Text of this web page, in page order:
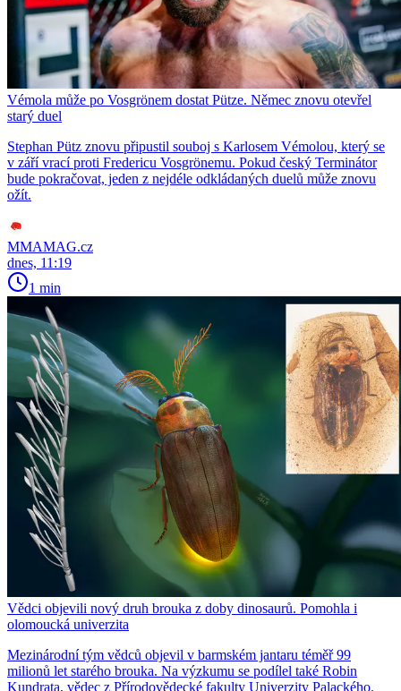
Vémola může po Vosgrönem dostat Pütze. Němec znovu otevřel
starý duel
Stephan Pütz znovu připustil souboj s Karlosem Vémolou, který se
v září vrací proti Fredericu Vosgrönemu. Pokud český Terminátor
bude pokračovat, jeden z nejdéle odkládaných duelů může znovu
ožít.
MMAMAG.cz
dnes, 11:19
1 min
Vědci objevili nový druh brouka z doby dinosaurů. Pomohla i
olomoucká univerzita
Mezinárodní tým vědců objevil v barmském jantaru téměř 99
milionů let starého brouka. Na výzkumu se podílel také Robin
Kundrata, vědec z Přírodovědecké fakulty Univerzity Palackého.